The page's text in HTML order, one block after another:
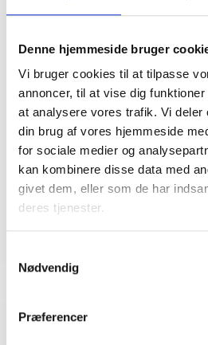
Denne hjemmeside bruger
Vi bruger cookies til at tilpasse
annoncer, til at vise dig
at analysere vores trafik. Vi deler
din brug af vores hjemmeside
for sociale medier og
kan kombinere disse data med
givet dem, eller som de har
deres tjenester.
Nødvendig
Præferencer
Kontakt
Bent
Adm.
Tlf: 28 88
Mail: